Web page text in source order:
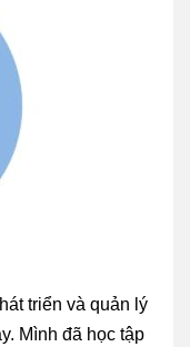
triển và quản lý
Mình đã học tập